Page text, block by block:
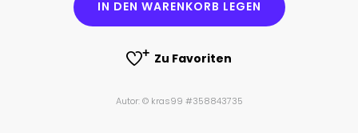
IN DEN WARENKORB LEGEN
Zu Favoriten
Autor: © kras99 #358843735